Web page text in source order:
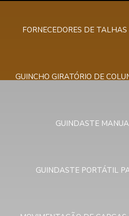
FORNECEDORES DE TALHAS
GUINCHO GIRATÓRIO DE
GUINDASTE
GUINDASTE PORTÁTIL